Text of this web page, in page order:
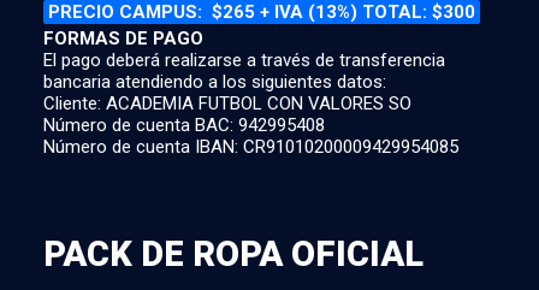
PRECIO CAMPUS: $265 + IVA (13%) TOTAL: $300
FORMAS DE PAGO
El pago deberá realizarse a través de transferencia
bancaria atendiendo a los siguientes datos:
Cliente: ACADEMIA FUTBOL CON VALORES SO
Número de cuenta BAC: 942995408
Número de cuenta IBAN: CR91010200009429954085
PACK DE ROPA OFICIAL